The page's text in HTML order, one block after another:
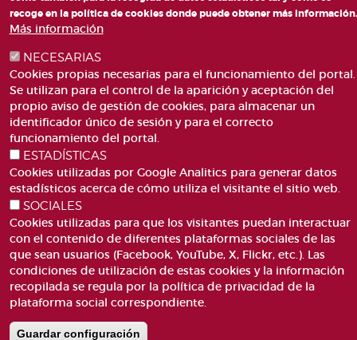
PLAZA DE SAN LORENZO, 4 VALÈNCIA 46003
TELÉFONO: 963188000
CORREO
Pie
de
página
ACCESIBILIDAD
AVISO LEGAL
CANAL DE DENÚNCIES
CONTACTO
GLOSARIO
PREGUNTAS FRECUENTES
MAPA WEB
POLÍTICA DE COOKIES
recoge en la política de cookies donde puede obtener más información.
Más información
NECESARIAS
Cookies propias necesarias para el funcionamiento del portal.
Se utilizan para el control de la aparición y aceptación del
propio aviso de gestión de cookies, para almacenar un
identificador único de sesión y para el correcto
funcionamiento del portal.
ESTADÍSTICAS
Cookies utilizadas por Google Analitics para generar datos
estadísticos acerca de cómo utiliza el visitante el sitio web.
SOCIALES
Cookies utilizadas para que los visitantes puedan interactuar
con el contenido de diferentes plataformas sociales de las
que sean usuarios (Facebook, YouTube, X, Flickr, etc.). Las
condiciones de utilización de estas cookies y la información
recopilada se regula por la política de privacidad de la
plataforma social correspondiente.
Guardar configuración